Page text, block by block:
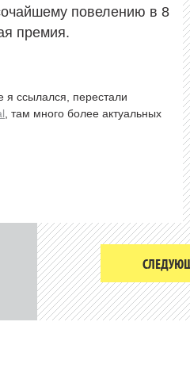
повелению в 8
премия.
я ссылался, перестали
, там много более актуальных